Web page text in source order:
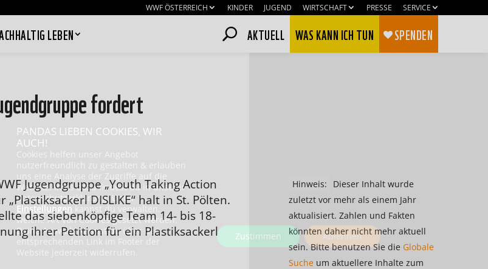
WWF ÖSTERREICH KINDER JUGEND WIRTSCHAFT PRESSE SERVICE
LEBEN AKTUELL WAS KANN ICH TUN SPENDEN
fordert
Jugendgruppe „Youth Taking Action
DISLIKE“ halt in St. Pölten.
das siebenköpfige Team 14- bis 18-
ihrer Petition für ein Plastiksackerl
Hinweis:
Dieser Inhalt wurde
zuletzt vor mehr als einem Jahr
aktualisiert. Zahlen und Fakten
könnten daher nicht mehr aktuell
sein. Bitte benutzen Sie die Globale
Sucheum aktuellere Inhalte zum
PANDAS LIEBEN COOKIES, WIR
AUCH!
Cookies helfen unser Angebot
nutzerfreundlich zu gestalten & erlauben
uns eine Analyse der Zugriffe auf die
Website. Infos dazu findest du in unserer
Datenschutzerklärung. Unter
Einstellungen kannst du verwalten,
welche Art von Cookies gesetzt werden.
Deine Auswahl kannst du über den
entsprechenden Link im Footer der
Website jederzeit widerrufen.
Zustimmen Ablehnen